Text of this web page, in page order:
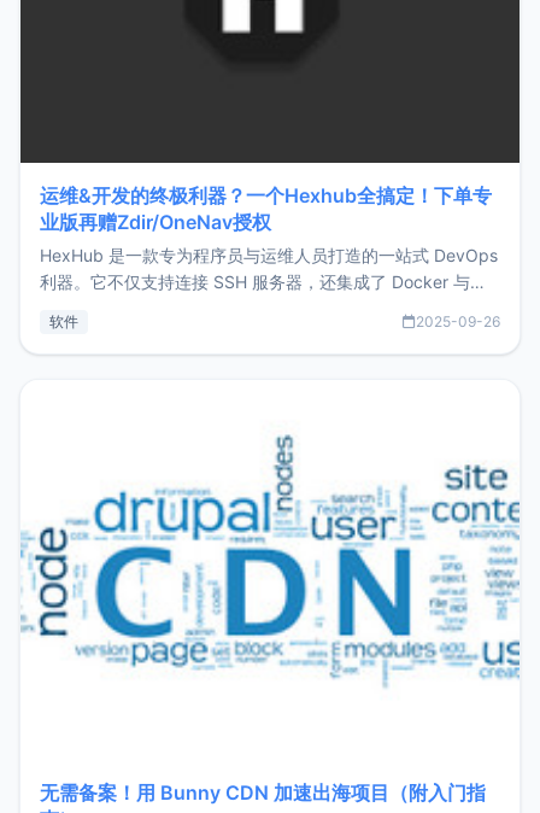
运维&开发的终极利器？一个Hexhub全搞定！下单专
业版再赠Zdir/OneNav授权
HexHub 是一款专为程序员与运维人员打造的一站式 DevOps
利器。它不仅支持连接 SSH 服务器，还集成了 Docker 与常
件间频繁切换，仅凭 HexHub 即可同时搞定运维与数据库操
软件 2025-09-26
无需备案！用 Bunny CDN 加速出海项目（附入门指